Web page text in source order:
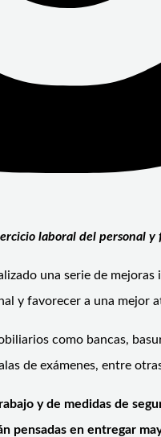
laboral del personal y
una serie de
y favorecer a una mejor
como bancas,
de exámenes, entre
y de medidas de
pensadas en entregar